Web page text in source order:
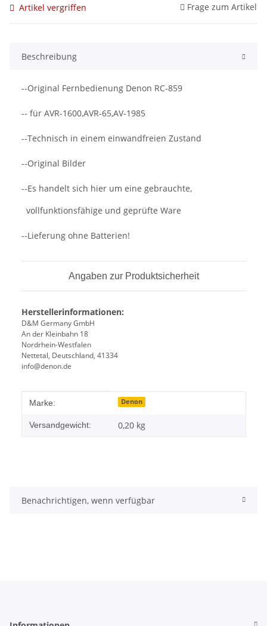
Artikel vergriffen Frage zum Artikel
Beschreibung
--Original Fernbedienung Denon RC-859
-- für AVR-1600,AVR-65,AV-1985
--Technisch in einem einwandfreien Zustand
--Original Bilder
--Es handelt sich hier um eine gebrauchte,
vollfunktionsfähige und geprüfte Ware
--Lieferung ohne Batterien!
Angaben zur Produktsicherheit
Herstellerinformationen:
D&M Germany GmbH
An der Kleinbahn 18
Nordrhein-Westfalen
Nettetal, Deutschland, 41334
info@denon.de
Produkteigenschaft
Wert
Marke: Denon
Versandgewicht: 0,20 kg
Benachrichtigen, wenn verfügbar